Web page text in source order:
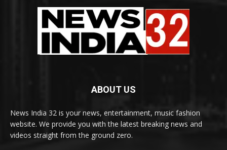
ABOUT US
News India 32 is your news, entertainment, music fashion
website. We provide you with the latest breaking news and
videos straight from the ground zero.